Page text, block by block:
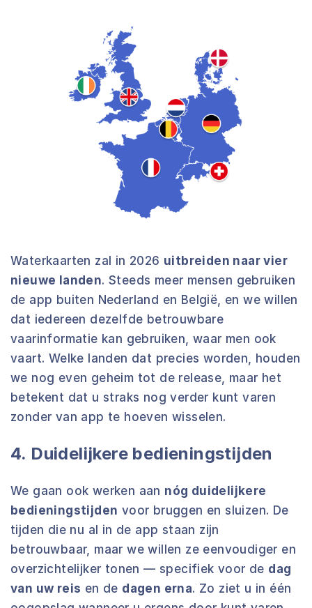
Waterkaarten zal in 2026 uitbreiden naar vier
nieuwe landen. Steeds meer mensen gebruiken
de app buiten Nederland en België, en we willen
dat iedereen dezelfde betrouwbare
vaarinformatie kan gebruiken, waar men ook
vaart. Welke landen dat precies worden, houden
we nog even geheim tot de release, maar het
betekent dat u straks nog verder kunt varen
zonder van app te hoeven wisselen.
4. Duidelijkere bedieningstijden
We gaan ook werken aan nóg duidelijkere
bedieningstijden voor bruggen en sluizen. De
tijden die nu al in de app staan zijn
betrouwbaar, maar we willen ze eenvoudiger en
overzichtelijker tonen — specifiek voor de dag
van uw reis en de dagen erna. Zo ziet u in één